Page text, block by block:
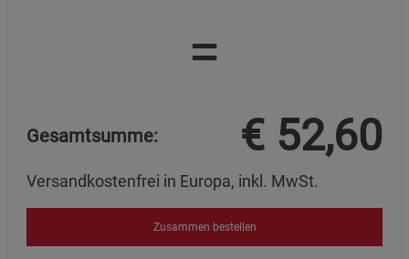
=
Gesamtsumme: € 52,60
Versandkostenfrei in Europa, inkl. MwSt.
Zusammen bestellen